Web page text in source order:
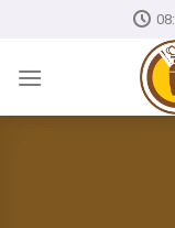
content